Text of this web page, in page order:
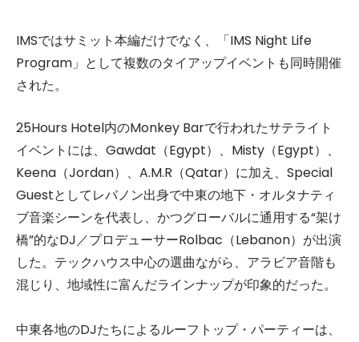
IMSではサミット本編だけでなく、「IMS Night Life
Program」として複数のタイアップイベントも同時開催
された。
25Hours Hotel内のMonkey Barで行われたサテライト
イベントには、Gawdat（Egypt）、Misty（Egypt）、
Keena（Jordan）、A.M.R（Qatar）に加え、Special
Guestとしてレバノン出身で中東の地下・オルタナティ
ブ音楽シーンを代表し、かつグローバルに通用する“架け
橋”的なDJ／プロデューサーRolbac（Lebanon）が出演
した。テックハウス中心の選曲ながら、アラビア音階も
混じり、地域性に富んだラインナップが印象的だった。
中東各地のDJたちによるルーフトップ・パーティーは、